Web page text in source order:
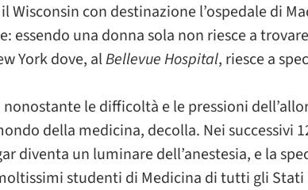
Wisconsin con destinazione l’ospedale di
essendo una donna sola non riesce a
York dove, alBellevue Hospital, riesce a
nonostante le difficoltà e le pressioni
della medicina, decolla. Nei successivi
diventa un luminare dell’anestesia, e la
studenti di Medicina di tutti gli